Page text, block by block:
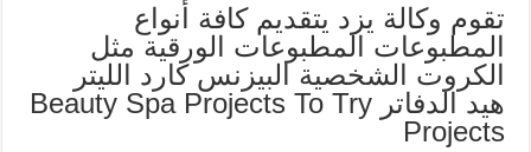
تقوم وكالة يزد يتقديم كافة أنواع
المطبوعات المطبوعات الورقية مثل
الكروت الشخصية البيزنس كارد الليتر
هيد الدفاتر Beauty Spa Projects To Try
Projects